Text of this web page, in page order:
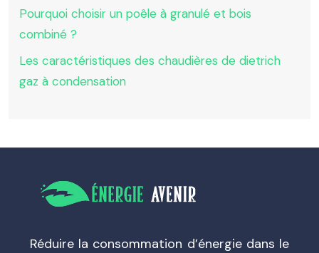
Pourquoi choisir un poêle à granulé et bois
combiné ?
Les caractéristiques des chaudières de dietrich
gaz à condensation
Réduire la consommation d’énergie dans le